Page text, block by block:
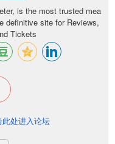
is the most trusted mea
definitive site for Reviews,
Tickets
处进入论坛